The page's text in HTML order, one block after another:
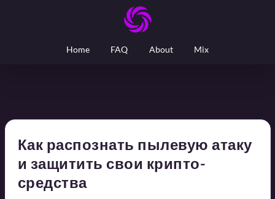
Home FAQ About Mix
Как распознать пылевую атаку
и защитить свои крипто-
средства